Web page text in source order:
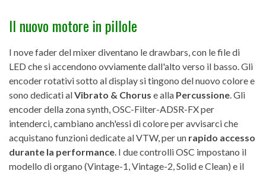
Il nuovo motore in pillole
I nove fader del mixer diventano le drawbars, con le file di
LED che si accendono ovviamente dall'alto verso il basso. Gli
encoder rotativi sotto al display si tingono del nuovo colore e
sono dedicati alVibrato & Chorus e alla Percussione . Gli
encoder della zona synth, OSC-Filter-ADSR-FX per
intenderci, cambiano anch'essi di colore per avvisarci che
acquistano funzioni dedicate al VTW, per un rapido accesso
durante la performance . I due controlli OSC impostano il
modello di organo (Vintage-1, Vintage-2, Solid e Clean) e il